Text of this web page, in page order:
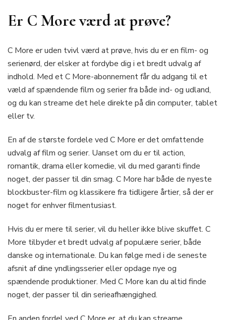
Er C More værd at prøve?
C More er uden tvivl værd at prøve, hvis du er en film- og
serienørd, der elsker at fordybe dig i et bredt udvalg af
indhold. Med et C More-abonnement får du adgang til et
væld af spændende film og serier fra både ind- og udland,
og du kan streame det hele direkte på din computer, tablet
eller tv.
En af de største fordele ved C More er det omfattende
udvalg af film og serier. Uanset om du er til action,
romantik, drama eller komedie, vil du med garanti finde
noget, der passer til din smag. C More har både de nyeste
blockbuster-film og klassikere fra tidligere årtier, så der er
noget for enhver filmentusiast.
Hvis du er mere til serier, vil du heller ikke blive skuffet. C
More tilbyder et bredt udvalg af populære serier, både
danske og internationale. Du kan følge med i de seneste
afsnit af dine yndlingsserier eller opdage nye og
spændende produktioner. Med C More kan du altid finde
noget, der passer til din serieafhængighed.